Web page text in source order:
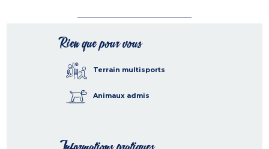
Rien que pour vous
Terrain multisports
Animaux admis